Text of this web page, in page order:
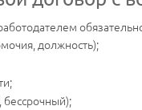
должность);
бессрочный);